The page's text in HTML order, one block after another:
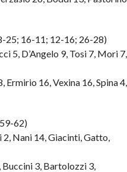
25; 16-11; 12-16; 26-28)
5, D’Angelo 9, Tosi 7, Mori 7,
16, Vexina 16, Spina 4,
62)
Nani 14, Giacinti, Gatto,
3, Bartolozzi 3,